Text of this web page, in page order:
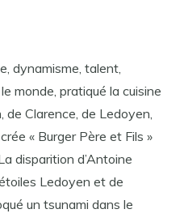
dynamisme, talent,
monde, pratiqué la cuisine
de Clarence, de Ledoyen,
« Burger Père et Fils »
disparition d’Antoine
Ledoyen et de
un tsunami dans le